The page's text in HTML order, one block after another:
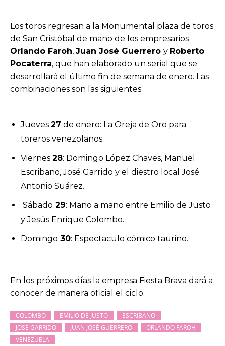
Los toros regresan a la Monumental plaza de toros
de San Cristóbal de mano de los empresarios
Orlando Faroh, Juan José Guerrero y Roberto
Pocaterra, que han elaborado un serial que se
desarrollará el último fin de semana de enero. Las
combinaciones son las siguientes:
Jueves 27 de enero: La Oreja de Oro para
toreros venezolanos.
Viernes 28: Domingo López Chaves, Manuel
Escribano, José Garrido y el diestro local José
Antonio Suárez.
Sábado 29: Mano a mano entre Emilio de Justo
y Jesús Enrique Colombo.
Domingo 30: Espectaculo cómico taurino.
En los próximos días la empresa Fiesta Brava dará a
conocer de manera oficial el ciclo.
COLOMBO EMILIO DE JUSTO
ESCRIBANO
JOSÉ GARRIDO
JUAN JOSÉ GUERRERO
ORLANDO FAROH
VENEZUELA